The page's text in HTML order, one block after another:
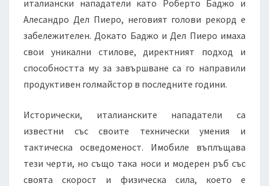
италиански нападатели като Роберто Баджо и
Алесандро Дел Пиеро, неговият голови рекорд е
забележителен. Докато Баджо и Дел Пиеро имаха
свои уникални стилове, директният подход и
способността му за завършване са го направили
продуктивен голмайстор в последните години.
Исторически, италианските нападатели са
известни със своите технически умения и
тактическа осведоменост. Имобиле въплъщава
тези черти, но също така носи и модерен ръб със
своята скорост и физическа сила, което е